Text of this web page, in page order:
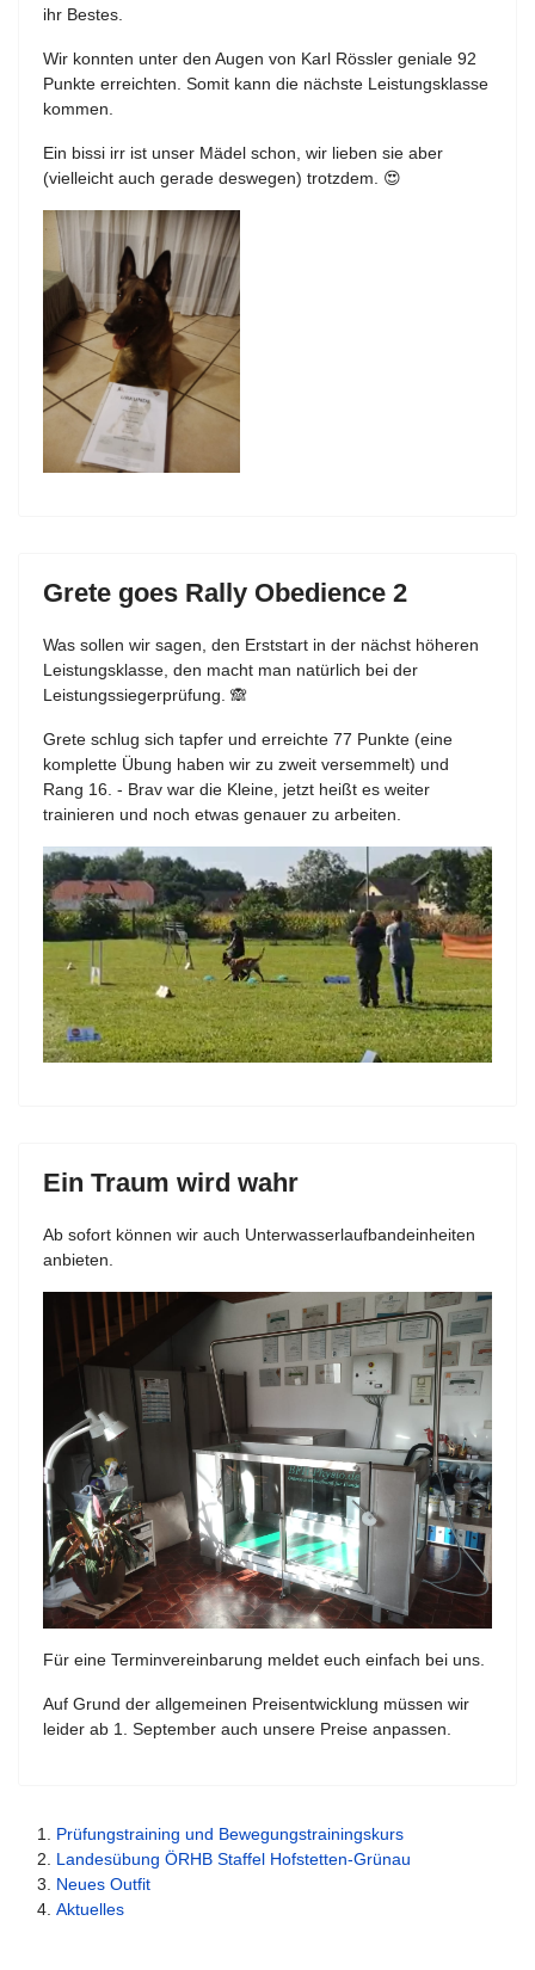
ihr Bestes.
Wir konnten unter den Augen von Karl Rössler geniale 92
Punkte erreichten. Somit kann die nächste Leistungsklasse
kommen.
Ein bissi irr ist unser Mädel schon, wir lieben sie aber
(vielleicht auch gerade deswegen) trotzdem. 😍
Grete goes Rally Obedience 2
Was sollen wir sagen, den Erststart in der nächst höheren
Leistungsklasse, den macht man natürlich bei der
Leistungssiegerprüfung. 🙈
Grete schlug sich tapfer und erreichte 77 Punkte (eine
komplette Übung haben wir zu zweit versemmelt) und
Rang 16. - Brav war die Kleine, jetzt heißt es weiter
trainieren und noch etwas genauer zu arbeiten.
Ein Traum wird wahr
Ab sofort können wir auch Unterwasserlaufbandeinheiten
anbieten.
Für eine Terminvereinbarung meldet euch einfach bei uns.
Auf Grund der allgemeinen Preisentwicklung müssen wir
leider ab 1. September auch unsere Preise anpassen.
Prüfungstraining und Bewegungstrainingskurs
Landesübung ÖRHB Staffel Hofstetten-Grünau
Neues Outfit
Aktuelles